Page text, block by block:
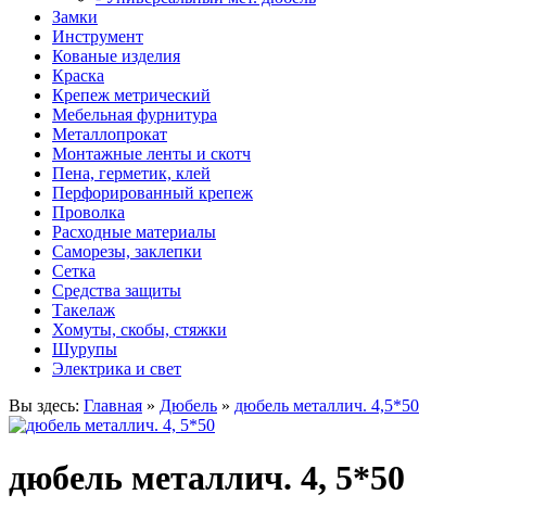
Замки
Инструмент
Кованые изделия
Краска
Крепеж метрический
Мебельная фурнитура
Металлопрокат
Монтажные ленты и скотч
Пена, герметик, клей
Перфорированный крепеж
Проволка
Расходные материалы
Саморезы, заклепки
Сетка
Средства защиты
Такелаж
Хомуты, скобы, стяжки
Шурупы
Электрика и свет
Вы здесь: Главная » Дюбель » дюбель металлич. 4,5*50
дюбель металлич. 4, 5*50